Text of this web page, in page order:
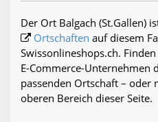
Der Ort Balgach (St.Gallen)
Ortschaften auf diesem
Swissonlineshops.ch.
E-Commerce-Unternehmen
passenden Ortschaft – oder
oberen Bereich dieser Seite.